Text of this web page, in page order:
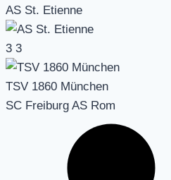
AS St. Etienne
3 3
TSV 1860 München
SC Freiburg AS Rom